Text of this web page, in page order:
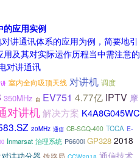
的应用实例
讲通讯体系的应用为例，简要地引
及其对实际运作历程当中需注意的
对讲通讯
室内全向吸顶天线 对讲机 调度
350MHz 自 EV751 4.77亿 IPTV 摩
对讲机解决方案 K4A8G045WC
20MHz 通信 CB-SGQ-400 TCCA E-
Inmarsat 治理系统 P6600i GP328 2018
铁路局 通信技术